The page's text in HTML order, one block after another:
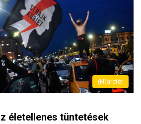
(H)arctér
életellenes tüntetések